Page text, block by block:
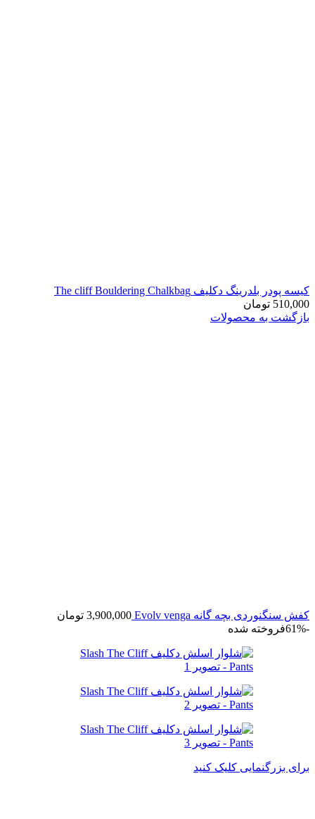
کیسه پودر بلدرینگ دکلیف The cliff Bouldering Chalkbag
510,000 تومان
بازگشت به محصولات
کفش سنگنوردی بچه گانه Evolv venga 3,900,000 تومان
-61%
فروخته شده
برای بزرگنمایی کلیک کنید